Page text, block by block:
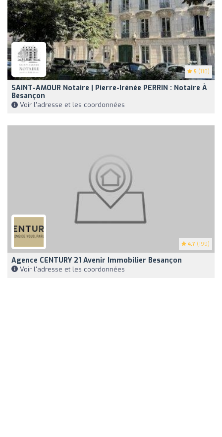
5 (110)
SAINT-AMOUR Notaire | Pierre-Irénée PERRIN : Notaire À
Besançon
Voir l'adresse et les coordonnées
4.7 (199)
Agence CENTURY 21 Avenir Immobilier Besançon
Voir l'adresse et les coordonnées